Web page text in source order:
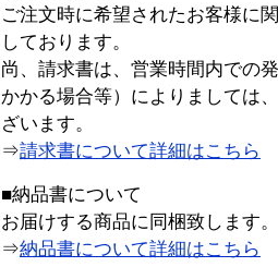
ご注文時に希望されたお客様に
しております。
尚、請求書は、営業時間内での
かかる場合等）によりましては
ざいます。
⇒請求書について詳細はこちら
■納品書について
お届けする商品に同梱致します。
⇒納品書について詳細はこちら